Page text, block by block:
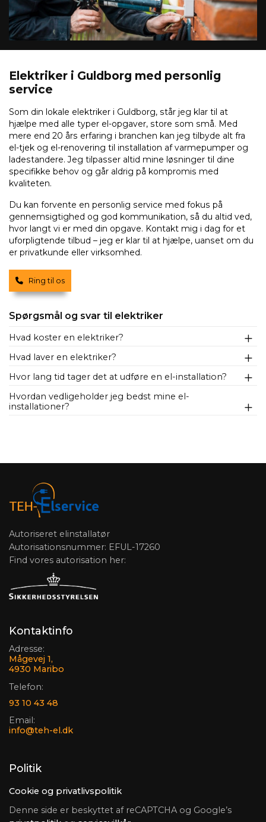
Elektriker i Guldborg med personlig
service
Som din lokale elektriker i Guldborg, står jeg klar til at
hjælpe med alle typer el-opgaver, store som små. Med
mere end 20 års erfaring i branchen kan jeg tilbyde alt fra
el-tjek og el-renovering til installation af varmepumper og
ladestandere. Jeg tilpasser altid mine løsninger til dine
specifikke behov og går aldrig på kompromis med
kvaliteten.
Du kan forvente en personlig service med fokus på
gennemsigtighed og god kommunikation, så du altid ved,
hvor langt vi er med din opgave. Kontakt mig i dag for et
uforpligtende tilbud – jeg er klar til at hjælpe, uanset om du
er privatkunde eller virksomhed.
Ring til os
Spørgsmål og svar til elektriker
Hvad koster en elektriker?
Hvad laver en elektriker?
Hvor lang tid tager det at udføre en el-installation?
Hvordan vedligeholder jeg bedst mine el-
installationer?
Autoriseret elinstallatør
Autorisationsnummer: EFUL-17260
Find vores autorisation her:
Kontaktinfo
Adresse:
Mågevej 1,
4930 Maribo
Telefon:
93 10 43 48
Email:
info@teh-el.dk
Politik
Cookie og privatlivspolitik
Denne side er beskyttet af reCAPTCHA og Google’s